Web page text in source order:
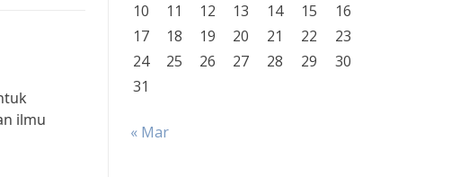
ilmu
10
11 12 13 14 15
16
17
18 19 20 21 22
23
24
25 26 27 28 29
30
31
« Mar